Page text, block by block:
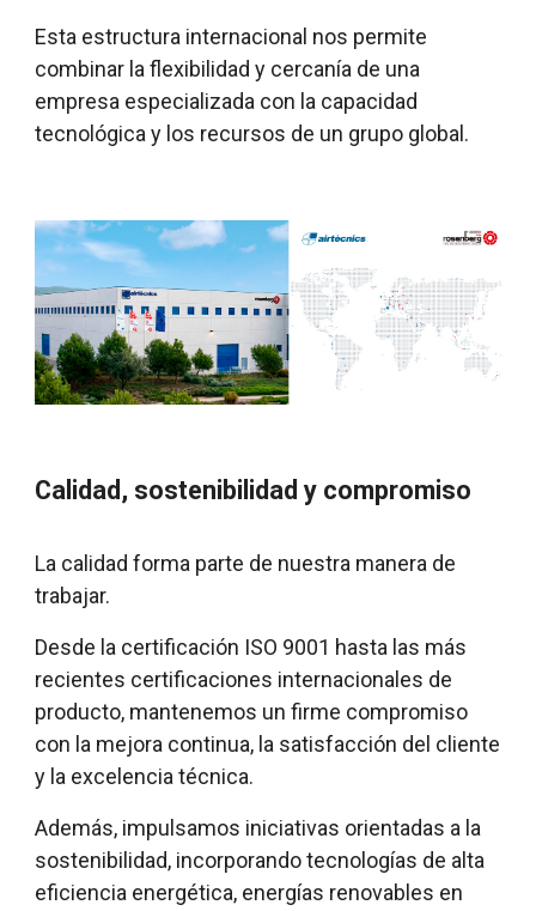
Esta estructura internacional nos permite
combinar la flexibilidad y cercanía de una
empresa especializada con la capacidad
tecnológica y los recursos de un grupo global.
Calidad, sostenibilidad y compromiso
La calidad forma parte de nuestra manera de
trabajar.
Desde la certificación ISO 9001 hasta las más
recientes certificaciones internacionales de
producto, mantenemos un firme compromiso
con la mejora continua, la satisfacción del cliente
y la excelencia técnica.
Además, impulsamos iniciativas orientadas a la
sostenibilidad, incorporando tecnologías de alta
eficiencia energética, energías renovables en